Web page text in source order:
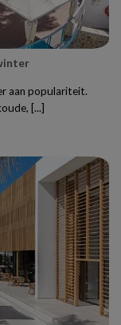
aan populariteit.
[...]